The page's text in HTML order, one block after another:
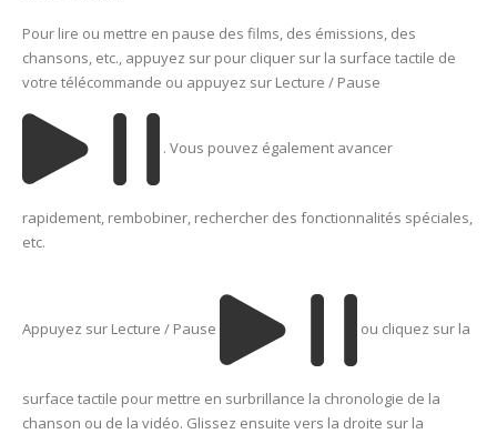
Pour lire ou mettre en pause des films, des émissions, des
chansons, etc., appuyez sur pour cliquer sur la surface tactile de
votre télécommande ou appuyez sur Lecture / Pause
. Vous pouvez également avancer
rapidement, rembobiner, rechercher des fonctionnalités spéciales,
etc.
Appuyez sur Lecture / Pause ou cliquez sur la
surface tactile pour mettre en surbrillance la chronologie de la
chanson ou de la vidéo. Glissez ensuite vers la droite sur la